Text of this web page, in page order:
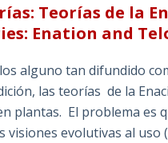
Teorías de la
Enation and
alguno tan difundido
las teorías de la
plantas. El problema es
evolutivas al uso